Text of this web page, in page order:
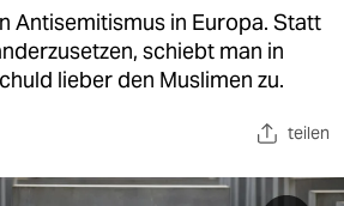
Antisemitismus in Europa. Statt
schiebt man in
lieber den Muslimen zu.
teilen